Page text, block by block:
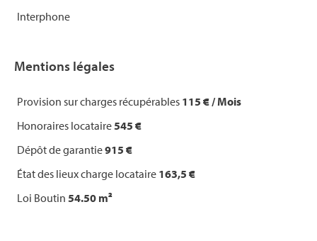
Interphone
Mentions légales
Provision sur charges récupérables 115 € / Mois
Honoraires locataire545 €
Dépôt de garantie915 €
État des lieux charge locataire 163,5 €
Loi Boutin 54.50 m²